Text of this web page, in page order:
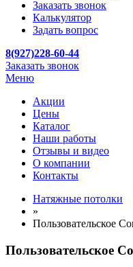
Заказать звонок
Калькулятор
Задать вопрос
8(927)228-60-44
Заказать звонок
Меню
Акции
Цены
Каталог
Наши работы
Отзывы и видео
О компании
Контакты
Натяжные потолки
»
Пользовательское
Пользовательское